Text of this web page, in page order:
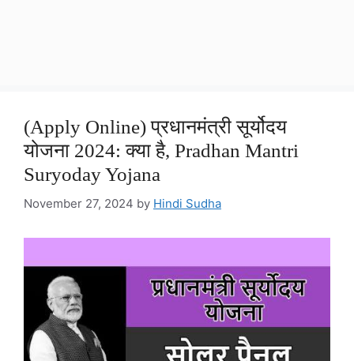
(Apply Online) प्रधानमंत्री सूर्योदय
योजना 2024: क्या है, Pradhan Mantri
Suryoday Yojana
November 27, 2024 by Hindi Sudha